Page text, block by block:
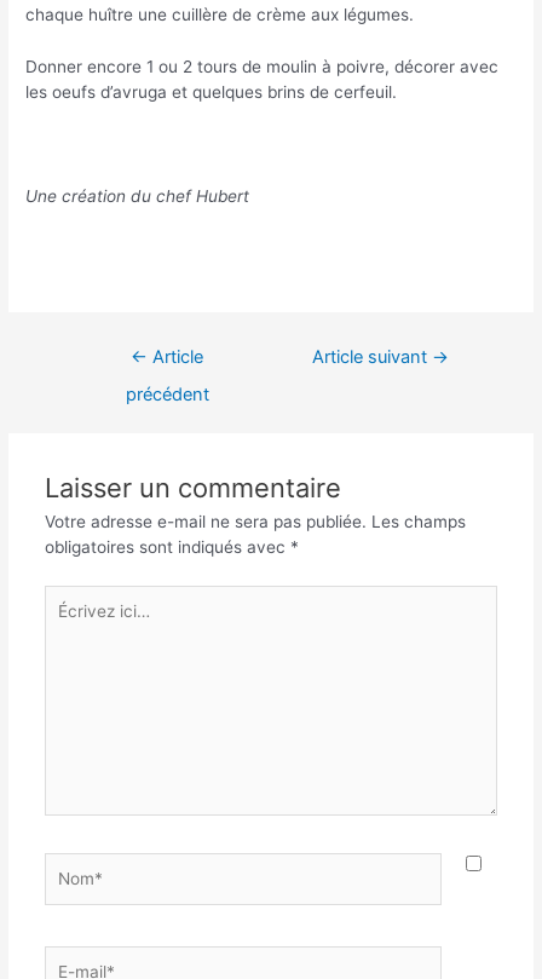
chaque huître une cuillère de crème aux légumes.
Donner encore 1 ou 2 tours de moulin à poivre, décorer avec
les oeufs d’avruga et quelques brins de cerfeuil.
Une création du chef Hubert
Navigation← Article
précédent
Article suivant →
Laisser un commentaire
Votre adresse e-mail ne sera pas publiée. Les champs
obligatoires sont indiqués avec *
Écrivez
ici…